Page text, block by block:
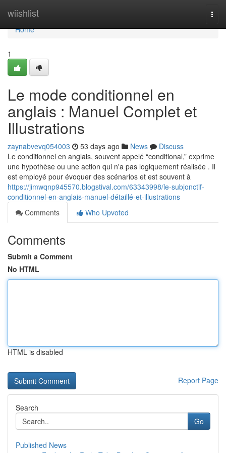
wiishlist
Home
Home
1
Le mode conditionnel en
anglais : Manuel Complet et
Illustrations
zaynabvevq054003 53 days ago News
Discuss
Le conditionnel en anglais, souvent appelé “conditional,” exprime
une hypothèse ou une action qui n'a pas logiquement réalisée . Il
est employé pour évoquer des scénarios et est souvent à
https://jimwqnp945570.blogstival.com/63343998/le-subjonctif-
conditionnel-en-anglais-manuel-détaillé-et-illustrations
Comments
Who Upvoted
Comments
Submit a Comment
No HTML
HTML is disabled
Report Page
Search
Go
Published News